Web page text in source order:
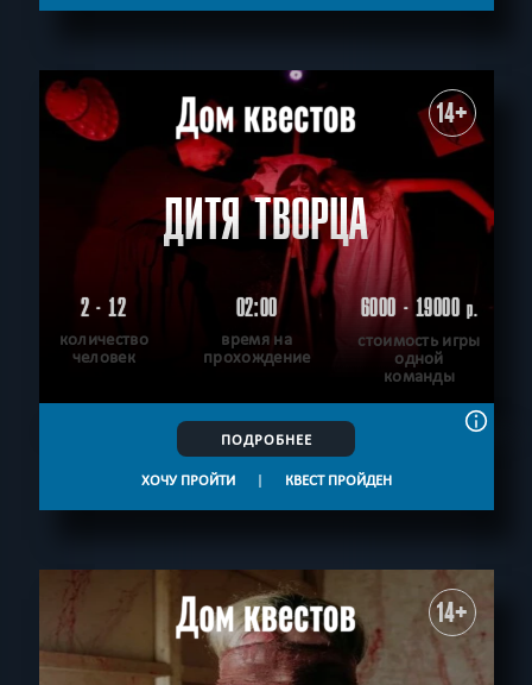
С аниматором
Приключения
14+
ДИТЯ ТВОРЦА
2 - 12
количество
человек
02:00
время на
прохождение
6000 - 19000р.
стоимость игры
одной
команды
ПОДРОБНЕЕ
ХОЧУ ПРОЙТИ | КВЕСТ ПРОЙДЕН
14+